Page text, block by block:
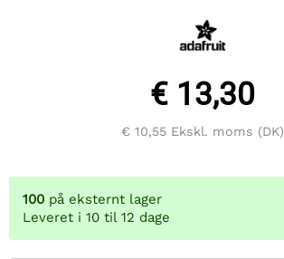
€ 13,30
€ 10,55 Ekskl. moms (DK)
100 på eksternt lager
Leveret i 10 til 12 dage